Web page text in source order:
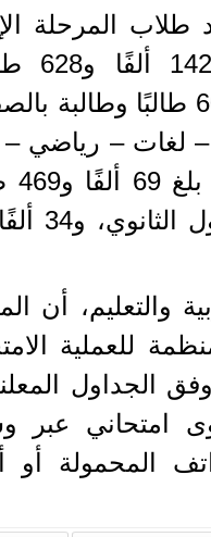
الإعدادي، و130 ألفًا و60
لغات – رياضي
والتعليم، أن
للعملية
الجداول
امتحاني عبر
المحمولة أو